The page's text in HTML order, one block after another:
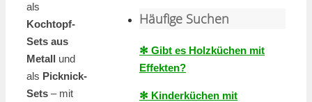
als
Kochtopf-
Sets aus
Metall und
als Picknick-
Sets – mit
Häufige Suchen
✻ Gibt es Holzküchen mit
Effekten?
✻ Kinderküchen mit